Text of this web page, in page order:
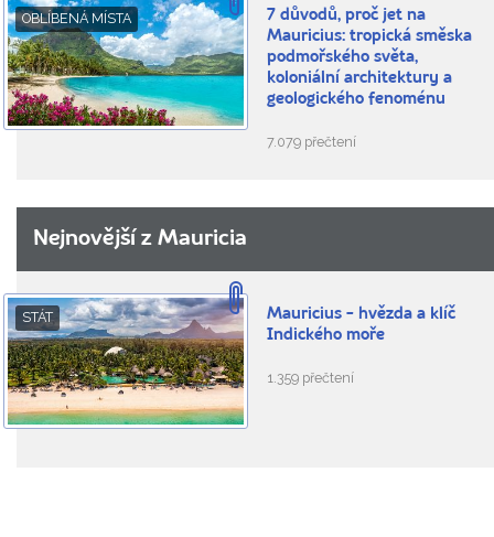
OBLÍBENÁ MÍSTA
7 důvodů, proč jet na
Mauricius: tropická směska
podmořského světa,
koloniální architektury a
geologického fenoménu
7.079 přečtení
Nejnovější z Mauricia
STÁT
Mauricius - hvězda a klíč
Indického moře
1.359 přečtení